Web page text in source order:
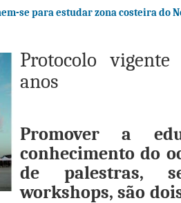
se para estudar zona costeira do
Protocolo
anos
Promover a
conhecimento do
de palestras,
workshops, são